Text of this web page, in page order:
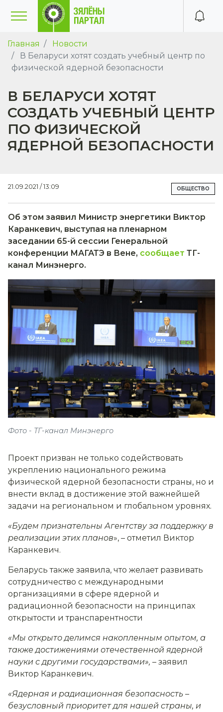
Главная
Новости
В Беларуси хотят создать учебный центр по
физической ядерной безопасности
В БЕЛАРУСИ ХОТЯТ
СОЗДАТЬ УЧЕБНЫЙ ЦЕНТР
ПО ФИЗИЧЕСКОЙ
ЯДЕРНОЙ БЕЗОПАСНОСТИ
21.09.2021 / 13:09 ОБЩЕСТВО
Об этом заявил Министр энергетики Виктор
Каранкевич, выступая на пленарном
заседании 65-й сессии Генеральной
конференции МАГАТЭ в Вене, сообщает ТГ-
канал Минэнерго.
Фото - ТГ-канал Минэнерго
Проект призван не только содействовать
укреплению национального режима
физической ядерной безопасности страны, но и
внести вклад в достижение этой важнейшей
задачи на региональном и глобальном уровнях.
«Будем признательны Агентству за поддержку в
реализации этих планов», – отметил Виктор
Каранкевич.
Беларусь также заявила, что желает развивать
сотрудничество с международными
организациями в сфере ядерной и
радиационной безопасности на принципах
открытости и транспарентности
«Мы открыто делимся накопленным опытом, а
также достижениями отечественной ядерной
науки с другими государствами», – заявил
Виктор Каранкевич.
«Ядерная и радиационная безопасность –
безусловный приоритет для нашей страны, и